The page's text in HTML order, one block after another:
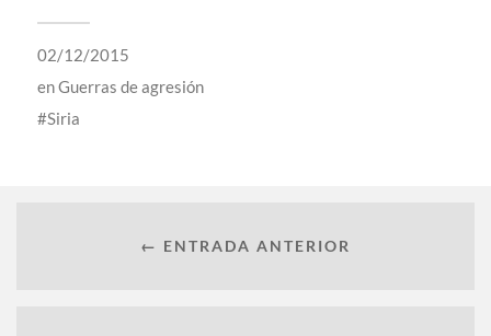
02/12/2015
enGuerras de agresión
Siria
← ENTRADA ANTERIOR